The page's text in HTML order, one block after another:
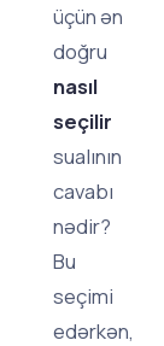
üçün ən
doğru
nasıl
seçilir
sualının
cavabı
nədir?
Bu
seçimi
edərkən,